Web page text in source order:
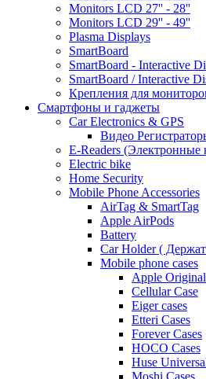
Monitors LCD 27'' - 28''
Monitors LCD 29'' - 49''
Plasma Displays
SmartBoard
SmartBoard - Interactive
SmartBoard / Interactive
Крепления для
Смартфоны и гаджеты
Car Electronics & GPS
Видео
E-Readers (Электронные
Electric bike
Home Security
Mobile Phone Accessories
AirTag & SmartTag
Apple AirPods
Battery
Car Holder (
Mobile phone cases
Apple Original
Cellular Case
Eiger cases
Etteri Cases
Forever Cases
HOCO Cases
Huse
Moshi Cases